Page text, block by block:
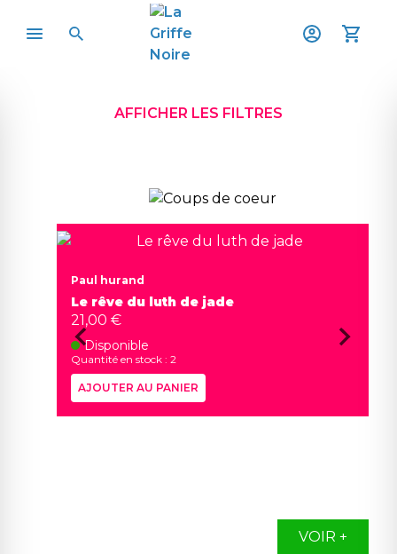
AFFICHER LES FILTRES
Paul hurand
Le rêve du luth de jade
21,00 €
Disponible
Quantité en stock : 2
AJOUTER AU PANIER
VOIR +